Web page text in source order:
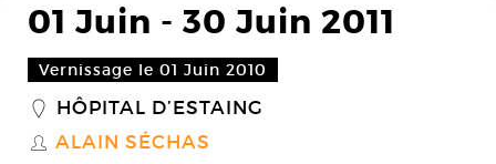
01 Juin - 30 Juin 2011
Vernissage le 01 Juin 2010
_ HÔPITAL D’ESTAING
S ALAIN SÉCHAS